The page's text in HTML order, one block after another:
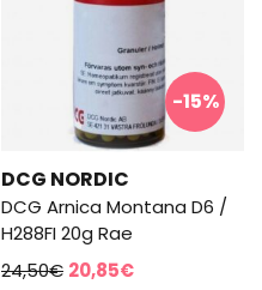
-15%
DCG NORDIC
DCG Arnica Montana D6 /
H288FI 20g Rae
24,50€ Alkuperäinen
20,85€Nykyinen